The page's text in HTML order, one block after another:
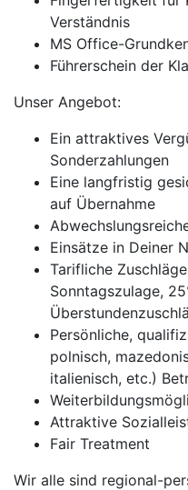
Verständnis
MS Office-
Führerschein der
Unser Angebot:
Ein attraktives
Sonderzahlungen
Eine langfristig
auf Übernahme
Einsätze in Deiner
Tarifliche
Sonntagszulage,
Persönliche,
polnisch,
italienisch, etc.)
Attraktive
Fair Treatment
Wir alle sind regional-